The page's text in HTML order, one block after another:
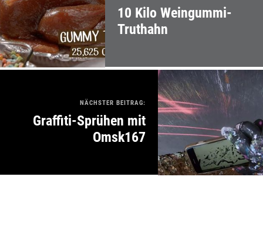
10 Kilo Weingummi-
Truthahn
NÄCHSTER BEITRAG:
Graffiti-Sprühen mit
Omsk167